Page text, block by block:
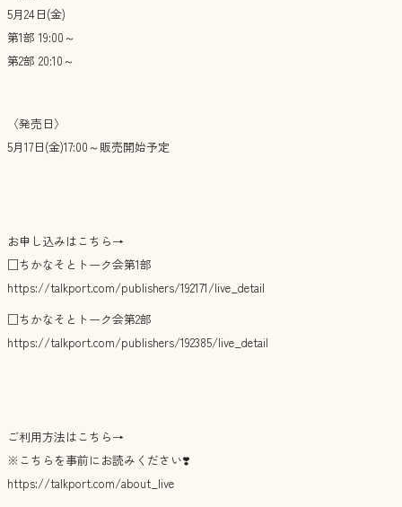
5月24日(金)
第1部 19:00～
第2部 20:10～
〈発売日〉
5月17日(金)17:00～販売開始予定
お申し込みはこちら→
□ちかなそとトーク会第1部
https://talkport.com/publishers/192171/live_detail
□ちかなそとトーク会第2部
https://talkport.com/publishers/192385/live_detail
ご利用方法はこちら→
※こちらを事前にお読みください❣️
https://talkport.com/about_live